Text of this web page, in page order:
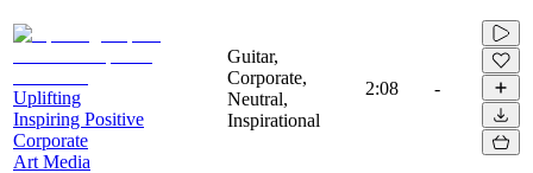
Uplifting
Inspiring Positive
Corporate
Art Media
Guitar,
Corporate,
Neutral,
Inspirational
2:08 -